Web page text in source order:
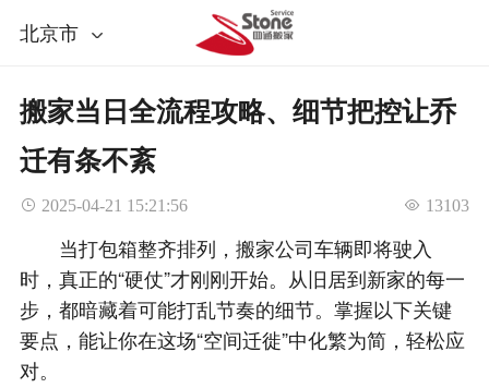
北京市
搬家当日全流程攻略、细节把控让乔
迁有条不紊​
 2025-04-21 15:21:56  13103
当打包箱整齐排列，搬家公司车辆即将驶入
时，真正的“硬仗”才刚刚开始。从旧居到新家的每一
步，都暗藏着可能打乱节奏的细节。掌握以下关键
要点，能让你在这场“空间迁徙”中化繁为简，轻松应
对。​